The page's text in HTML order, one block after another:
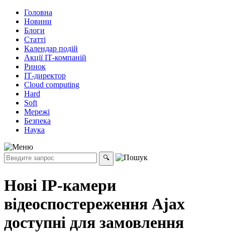
Головна
Новини
Блоги
Статті
Календар подій
Акції ІТ-компаній
Ринок
ІТ-директор
Cloud computing
Hard
Soft
Мережі
Безпека
Наука
Нові IP-камери
відеоспостереження Ajax
доступні для замовлення